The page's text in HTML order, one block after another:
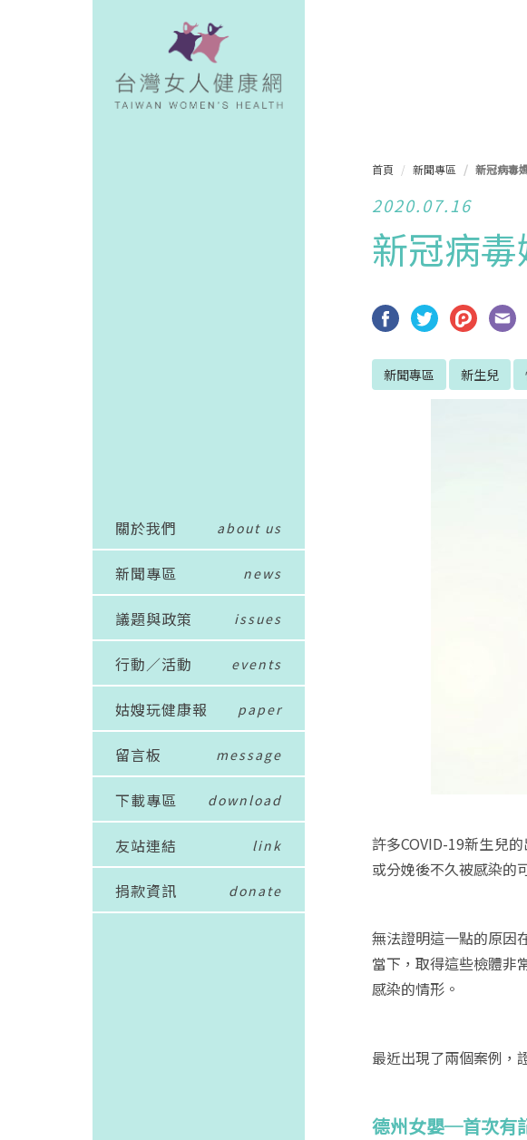
關於我們 about us
新聞專區 news
議題與政策 issues
行動／活動 events
姑嫂玩健康報 paper
留言板 message
下載專區 download
友站連結 link
捐款資訊 donate
首頁 新聞專區 新冠病毒
2020.07.16
新冠病
新聞專區 新生兒
許多COVID-19新生兒
或分娩後不久被感染的
無法證明這一點的原因
當下，取得這些檢體非
感染的情形。
最近出現了兩個案例，
德州女嬰─首次有